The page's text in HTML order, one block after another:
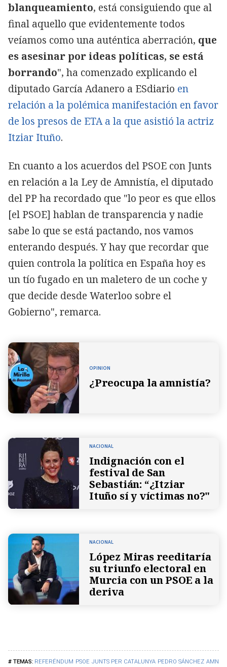
REFERÉNDUM PSOE JUNTS PER CATALUNYA PEDRO SÁNCHEZ
blanqueamiento, está consiguiendo que al
final aquello que evidentemente todos
veíamos como una auténtica aberración, que
es asesinar por ideas políticas, se está
borrando", ha comenzado explicando el
diputado García Adanero a ESdiario en
relación a la polémica manifestación en favor
de los presos de ETA a la que asistió la actriz
Itziar Ituño.
En cuanto a los acuerdos del PSOE con Junts
en relación a la Ley de Amnistía, el diputado
del PP ha recordado que "lo peor es que ellos
[el PSOE] hablan de transparencia y nadie
sabe lo que se está pactando, nos vamos
enterando después. Y hay que recordar que
quien controla la política en España hoy es
un tío fugado en un maletero de un coche y
que decide desde Waterloo sobre el
Gobierno", remarca.
OPINION
¿Preocupa la amnistía?
NACIONAL
Indignación con el
festival de San
Sebastián: “¿Itziar
Ituño sí y víctimas no?"
NACIONAL
López Miras reeditaría
su triunfo electoral en
Murcia con un PSOE a la
deriva